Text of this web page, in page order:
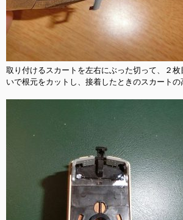
取り付けるスカートを左右にぶった切って、２枚
いで根元をカットし、接着したときのスカートの